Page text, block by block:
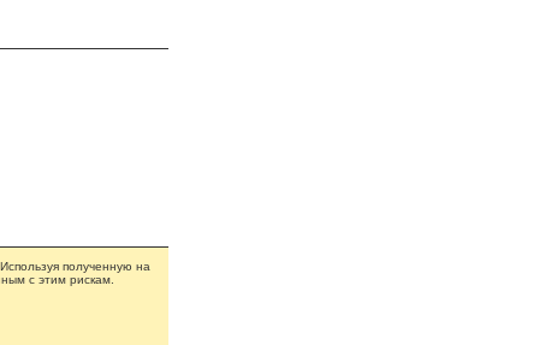
полученную на
с этим рискам.